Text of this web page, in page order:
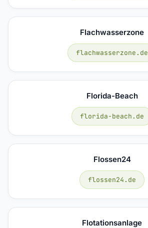
Flachwasserzone
flachwasserzone.de
Florida-Beach
florida-beach.de
Flossen24
flossen24.de
Flotationsanlage